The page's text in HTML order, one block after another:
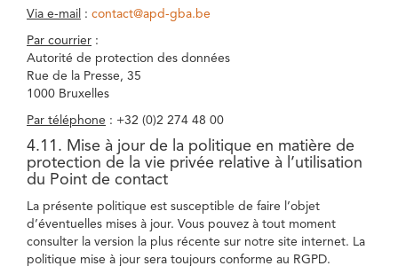
Via e-mail : contact@apd-gba.be
Par courrier :
Autorité de protection des données
Rue de la Presse, 35
1000 Bruxelles
Par téléphone : +32 (0)2 274 48 00
4.11. Mise à jour de la politique en matière de
protection de la vie privée relative à l’utilisation
du Point de contact
La présente politique est susceptible de faire l’objet
d’éventuelles mises à jour. Vous pouvez à tout moment
consulter la version la plus récente sur notre site internet. La
politique mise à jour sera toujours conforme au RGPD.